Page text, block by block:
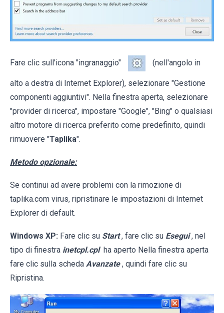
Fare clic sull'icona "ingranaggio" (nell'angolo in
alto a destra di Internet Explorer), selezionare "Gestione
componenti aggiuntivi". Nella finestra aperta, selezionare
"provider di ricerca", impostare "Google", "Bing" o qualsiasi
altro motore di ricerca preferito come predefinito, quindi
rimuovere "Taplika".
Metodo opzionale:
Se continui ad avere problemi con la rimozione di
taplika.com virus, ripristinare le impostazioni di Internet
Explorer di default.
Windows XP: Fare clic su Start , fare clic su Esegui , nel
tipo di finestra inetcpl.cpl ha aperto Nella finestra aperta
fare clic sulla scheda Avanzate , quindi fare clic su
Ripristina.